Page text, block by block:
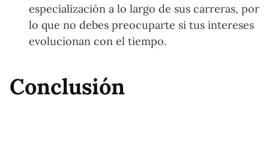
especialización a lo largo de sus carreras, por
lo que no debes preocuparte si tus intereses
evolucionan con el tiempo.
Conclusión